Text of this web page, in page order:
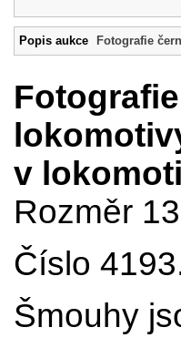
Popis aukce Fotografie
v
Rozměr
Číslo
Šmouhy